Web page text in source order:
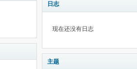
日志
现在还没有日志
主题